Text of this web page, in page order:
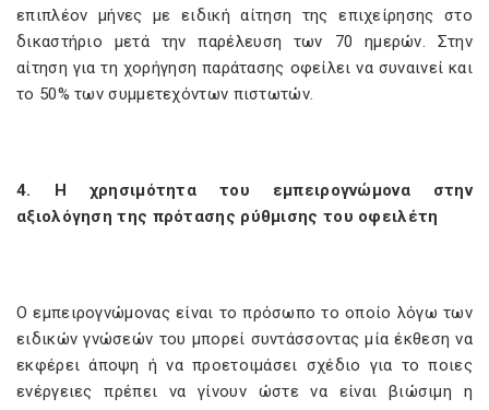
επιπλέον μήνες με ειδική αίτηση της επιχείρησης στο
δικαστήριο μετά την παρέλευση των 70 ημερών. Στην
αίτηση για τη χορήγηση παράτασης οφείλει να συναινεί και
το 50% των συμμετεχόντων πιστωτών.
4. Η χρησιμότητα του εμπειρογνώμονα στην
αξιολόγηση της πρότασης ρύθμισης του οφειλέτη
Ο εμπειρογνώμονας είναι το πρόσωπο το οποίο λόγω των
ειδικών γνώσεών του μπορεί συντάσσοντας μία έκθεση να
εκφέρει άποψη ή να προετοιμάσει σχέδιο για το ποιες
ενέργειες πρέπει να γίνουν ώστε να είναι βιώσιμη η